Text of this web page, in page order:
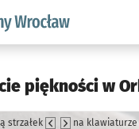
podserwis:
piękności w
strzałek na klawiaturze